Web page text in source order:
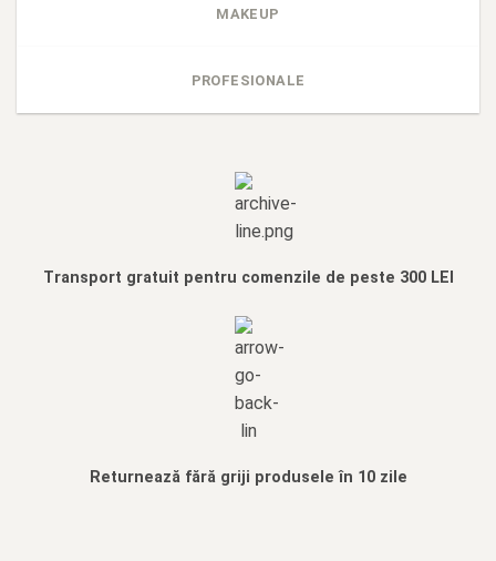
MAKEUP
PROFESIONALE
Transport gratuit pentru comenzile de peste 300 LEI
Returnează fără griji produsele în 10 zile